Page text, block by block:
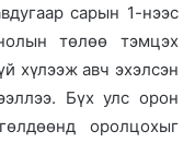
сарын 1-нээс
төлөө тэмцэх
хүлээж авч эхэлсэн
Бүх улс орон
оролцохыг